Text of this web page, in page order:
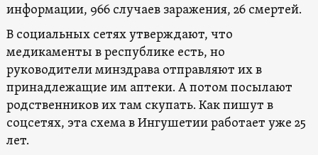
информации, 966 случаев заражения, 26 смертей.
В социальных сетях утверждают, что
медикаменты в республике есть, но
руководители минздрава отправляют их в
принадлежащие им аптеки. А потом посылают
родственников их там скупать. Как пишут в
соцсетях, эта схема в Ингушетии работает уже 25
лет.